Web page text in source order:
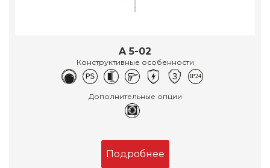
A 5-02
Конструктивные особенности
Дополнительные опции
Подробнее